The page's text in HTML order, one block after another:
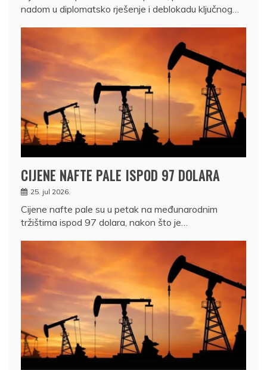
nadom u diplomatsko rješenje i deblokadu ključnog…
CIJENE NAFTE PALE ISPOD 97 DOLARA
25. jul 2026.
Cijene nafte pale su u petak na međunarodnim
tržištima ispod 97 dolara, nakon što je…